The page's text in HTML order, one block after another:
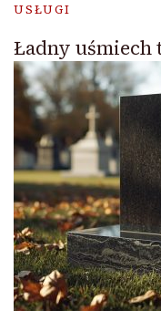
USŁUGI
Ładny uśmiech